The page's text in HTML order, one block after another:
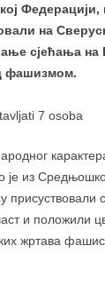
Федерацији,
на
сјећања
фашизмом.
је из
присуствовали
и положили
жртава